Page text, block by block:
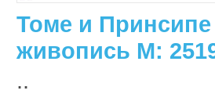
Томе и Принсипе
живопись М:
..